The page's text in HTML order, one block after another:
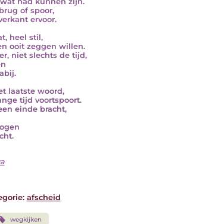
of spoor,
ervoor.
heel stil,
ooit zeggen willen.
niet slechts de tijd,
laatste woord,
tijd voortspoort.
einde bracht,
afscheid
wegkijken